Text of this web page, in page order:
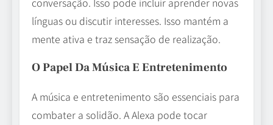
línguas ou discutir interesses. Isso mantém a
mente ativa e traz sensação de realização.
O Papel Da Música E Entretenimento
A música e entretenimento são essenciais para
combater a solidão. A Alexa pode tocar